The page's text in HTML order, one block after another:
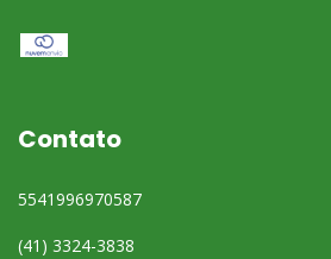
Contato
5541996970587
(41) 3324-3838